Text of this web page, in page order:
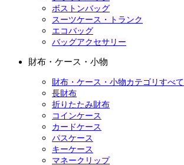
ボストンバッグ
スーツケース・トランク
エコバッグ
バッグアクセサリー
財布・ケース・小物
財布・ケース・小物カテゴリすべて
長財布
折りたたみ財布
コインケース
カードケース
パスケース
キーケース
マネークリップ